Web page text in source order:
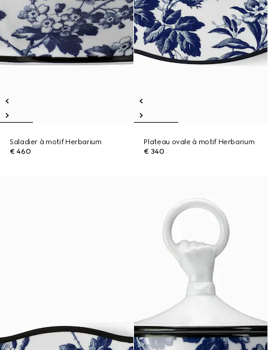
Saladier à motif Herbarium
€ 460
Plateau ovale à motif Herbarium
€ 340